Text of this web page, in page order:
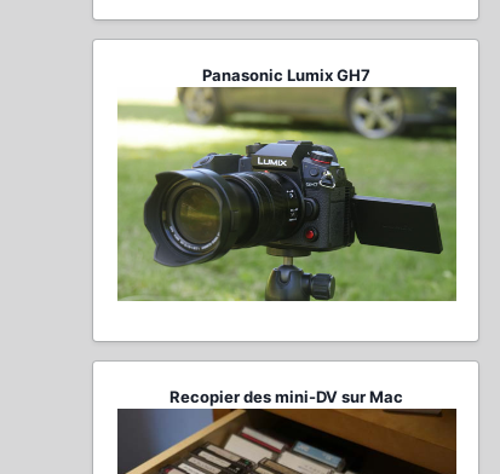
Panasonic Lumix GH7
Recopier des mini-DV sur Mac